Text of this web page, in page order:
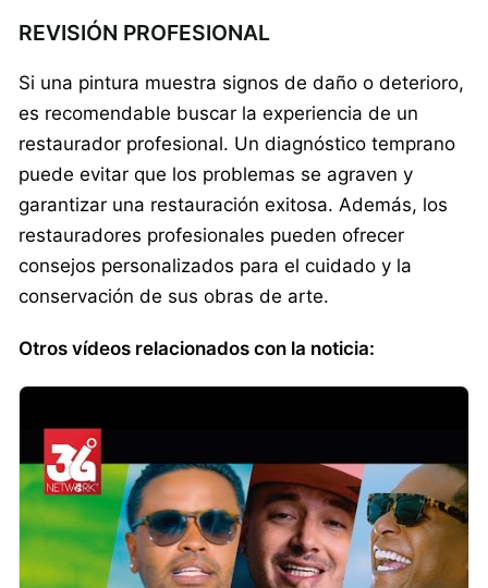
REVISIÓN PROFESIONAL
Si una pintura muestra signos de daño o deterioro,
es recomendable buscar la experiencia de un
restaurador profesional. Un diagnóstico temprano
puede evitar que los problemas se agraven y
garantizar una restauración exitosa. Además, los
restauradores profesionales pueden ofrecer
consejos personalizados para el cuidado y la
conservación de sus obras de arte.
Otros vídeos relacionados con la noticia: